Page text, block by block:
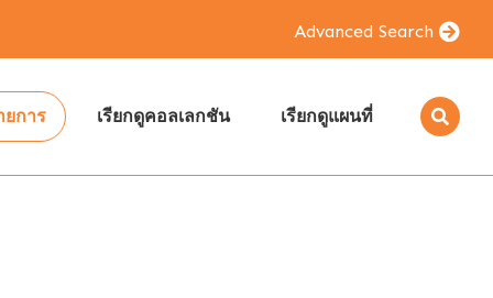
Advanced Search
ยการ เรียกดูคอลเลกชัน เรียกดูแผนที่